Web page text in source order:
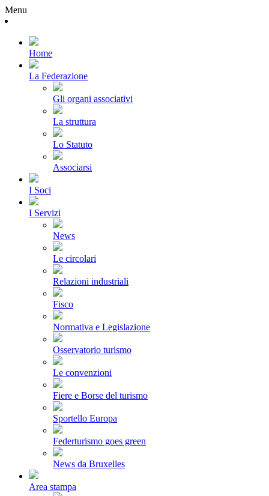
Menu
Home
La Federazione
Gli organi associativi
La struttura
Lo Statuto
Associarsi
I Soci
I Servizi
News
Le circolari
Relazioni industriali
Fisco
Normativa e Legislazione
Osservatorio turismo
Le convenzioni
Fiere e Borse del turismo
Sportello Europa
Federturismo goes green
News da Bruxelles
Area stampa